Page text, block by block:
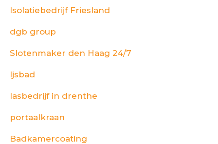
Isolatiebedrijf Friesland
dgb group
Slotenmaker den Haag 24/7
Ijsbad
lasbedrijf in drenthe
portaalkraan
Badkamercoating